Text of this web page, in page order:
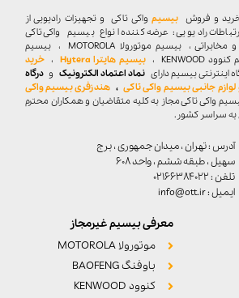
خرید و فروش بیسیمواکی تاکیو تجهیزات رادیویی از
رادیویی : عرضه کننده انواع بیسیم واکی تاکی
مجاز و تجهیزات رادیویی و مخابراتی ، بیسیم موتورولا MOTOROLA ، بیسیم
بیسیم هایترا Hytera ، خرید
اینترنتی بیسیم دارای نماد اعتماد الکترونیک و درگاه
جانبی بیسیم واکی تاکی،هندزفری بیسیم واکی
واکی تاکی مجاز به کلیه متقاضیان و همکاران محترم
به سراسر کشور.
آدرس : تهران ، میدان جمهوری ، برج
سهیل ، طبقه ششم ، واحد ۶۰۸
تلفن : 02166384022
ایمیل : info@ott.ir
معرفی بیسیم غیرمجاز
موتورولا MOTOROLA
باوفنگ BAOFENG
کنوود KENWOOD